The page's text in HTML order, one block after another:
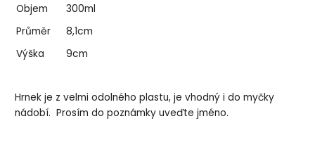
Objem
300ml
Průměr
8,1cm
Výška
9cm
Hrnek je z velmi odolného plastu, je vhodný i do myčky
nádobí. Prosím do poznámky uveďte jméno.